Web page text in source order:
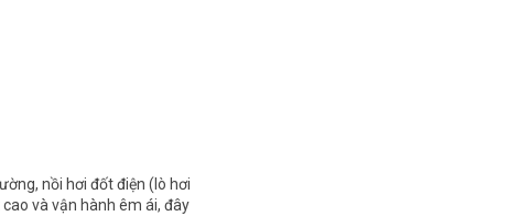
nồi hơi đốt điện (lò hơi
và vận hành êm ái, đây